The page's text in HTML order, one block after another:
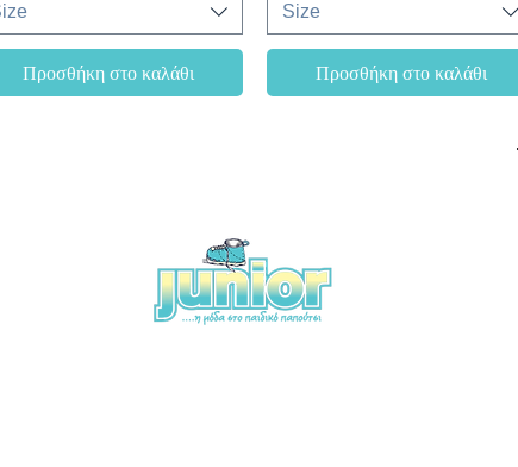
Προσθήκη στο καλάθι
Size
Προσθήκη στο καλάθι